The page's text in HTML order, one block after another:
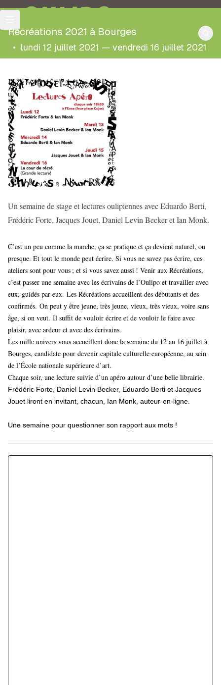
OULIPO
Récréations 2021 à Bourges
• lundi 12 juillet 2021 — vendredi 16 juillet 2021
Un semaine de stage et lectures oulipiennes avec Eduardo Berti,
Frédéric Forte, Jacques Jouet, Daniel Levin Becker et Ian Monk.
C’est un peu comme la marche, ça se pratique et ça devient naturel, ou
presque. Et tout le monde peut écrire. Si vous ne savez pas écrire, ces
ateliers sont pour vous ; et si vous savez aussi ! Venir aux Récréations,
c’est passer une semaine avec les écrivains de l’Oulipo et travailler avec
eux, guidés par eux. Les Récréations accueillent des débutants et des
confirmés. On peut y être jeune, très jeune, vieux, très vieux, voire sans
âge, si on veut. Il suffit de vouloir écrire et de vouloir le faire avec
plaisir, avec ardeur et avec des écrivains.
Les mille univers vous accueillent donc la semaine du 12 au 16 juillet à
Bourges, candidate pour devenir capitale culturelle européenne, au sein
de l’École nationale supérieure d’art.
Chaque soir, une lecture suivie d’un apéro autour d’une belle librairie.
Frédéric Forte, Daniel Levin Becker, Eduardo Berti et Jacques
Jouet liront en invitant, chacun, Ian Monk, auteur-en-ligne.
Une semaine pour questionner son rapport aux mots !